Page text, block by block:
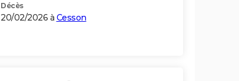
Décès
20/02/2026 à Cesson